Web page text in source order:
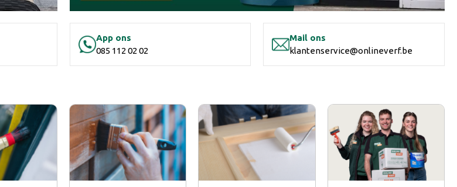
App ons
085 112 02 02
Mail ons
klantenservice@onlineverf.be